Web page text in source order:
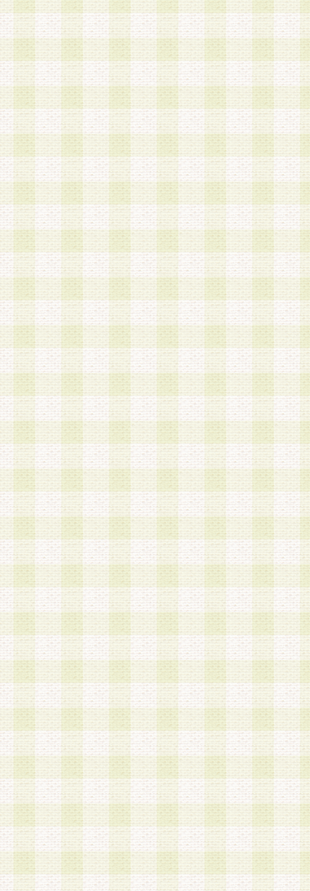
a.既に登録されている会員と同一のメールアドレ
録する場合
b.本サービスと同様のサービスを提供している企
業に従事していると思われる本人またはその家族
場合
c.その他当社が不適切と判断する場合
2.当社は、会員登録希望者を会員として承認する
した 場合、会員登録希望者による会員登録手続
による承認後の場合であっても、会員登録の取り
の抹消を、当社が適切と判 断する方法・手段に
とができるものとします。
3.会員登録希望者が18歳未満、成年被後見人、被
人 である場合は、親権者などの法定代理人の同
録を行うものとします。なお、義務教育学齢に該
者については、登録時に 当社が別途定める方法
権者による承認手続きを行うものとします。
第3条 会員の登録方法
1.会員登録手続きは、会員登録希望者本人が行う
る登録は一切認められないものとします。
2.会員登録希望者は、本規約に同意の後、当社指
画 面」において、当社が指定する必要事項を入
を行うものとします。当社は、会員登録を承認し
会員として本サービスを 受けるためのログイン
を付与します。
3.会員は、会員登録の際に申告する登録情報の全
いかなる虚偽の申告をも行ってはならないものと
4.会員は、複数のログインＩＤおよびパスワード
いものとします。
第4条 ログインIDおよびパスワードの管理
1.会員は、会員登録後、本サイト内にて本サービ
加する際には、前条に基づき当社から付与された
スワードを使用するものとします。
2.登録の際に当社が付与したログインIDおよびパ
の使用に関しては、全て会員本人がその責任を負
3.会員は、当社から付与されたログインIDおよび
貸与、名義変更、売買その他形態を問わず第三者
ならないものとします。
4.当社は、会員によるログインIDおよびパスワー
盗用など第三者の利用に伴う損害の発生について
き事由の有無、その他原因の如何を問わず、一切
のとします。
第5条 会員の登録情報
1.当社は、会員の登録情報に含まれる氏名・住所